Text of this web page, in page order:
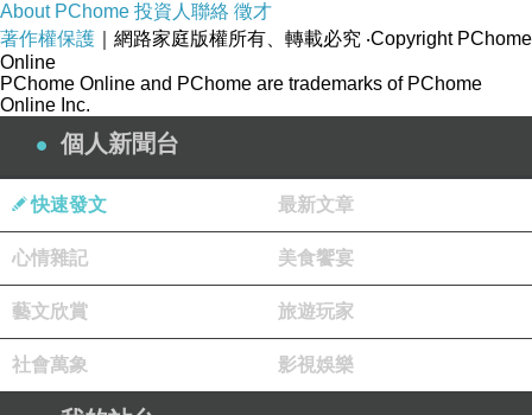
他的態度令她傾心,他的安穩簡直令她仰慕,沒有
理由不相信這男孩一定比其他人更靠近上帝一點,
她讀過一點聖經,心想上帝總會很愛男孩子那般的
人,她猜上帝並不愛她,不然便不會安排一個講一
聲好不好都要思考上半天的男孩來會她,而她又出
了糗地仰慕她,出了糗地喜歡在他面前大聲講話。
她也問他信不信有神呢?她不敢冒然地講神的名
字便是上帝,她有一種奇妙的直覺,不是對於這男
孩本身卻是對這整個世界的,很多人信著神卻一點
兒也不信上帝,那可是個有點困難的問題,而這麼
About PChome 投資人聯絡 徵才
著作權保護 ｜網路家庭版權所有、轉載必究 ‧Copyright PChome
Online
PChome Online and PChome are trademarks of PChome
Online Inc.
個人新聞台
快速發文 最新文章
心情雜記 美食饗宴
藝文欣賞 旅遊玩家
社會萬象 影視娛樂